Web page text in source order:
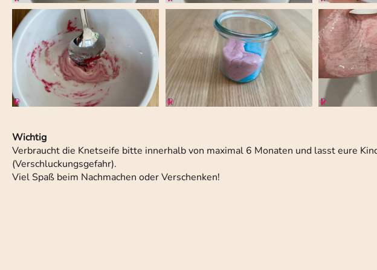
Wichtig
Verbraucht die Knetseife bitte innerhalb von maximal 6 Monaten und lasst eure
(Verschluckungsgefahr).
Viel Spaß beim Nachmachen oder Verschenken!